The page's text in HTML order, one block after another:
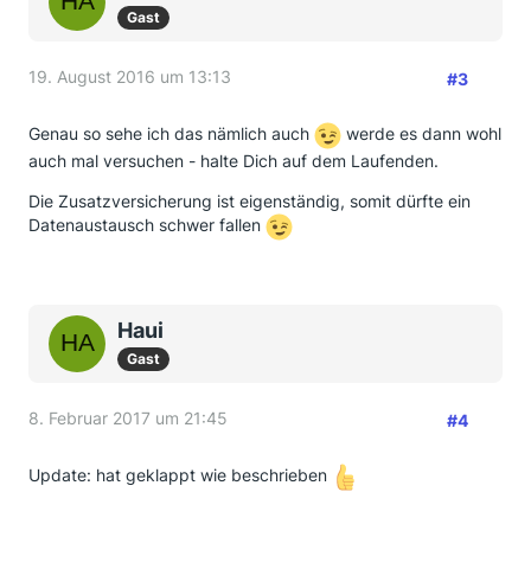
Gast
19. August 2016 um 13:13 #3
Genau so sehe ich das nämlich auch
werde es dann wohl
auch mal versuchen - halte Dich auf dem Laufenden.
Die Zusatzversicherung ist eigenständig, somit dürfte ein
Datenaustausch schwer fallen
Haui
Gast
8. Februar 2017 um 21:45 #4
Update: hat geklappt wie beschrieben